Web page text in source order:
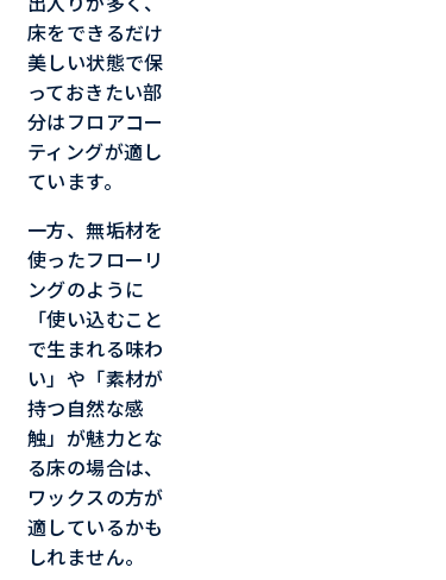
床をできるだけ
美しい状態で保
っておきたい部
分はフロアコー
ティングが適し
ています。
一方、無垢材を
使ったフローリ
ングのように
「使い込むこと
で生まれる味わ
い」や「素材が
持つ自然な感
触」が魅力とな
る床の場合は、
ワックスの方が
適しているかも
しれません。